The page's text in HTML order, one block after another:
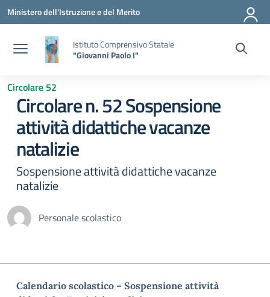
Vai ai contenuti
Vai al menu di navigazione
Vai al footer
Ministero dell'Istruzione e del Merito
Istituto Comprensivo Statale
"Giovanni Paolo I"
Circolare 52
Circolare n. 52 Sospensione
attività didattiche vacanze
natalizie
Sospensione attività didattiche vacanze
natalizie
Personale scolastico
Calendario scolastico – Sospensione attività